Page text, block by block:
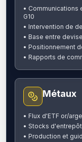
• Communications
G10
• Intervention de
• Base entre
• Positionnement
• Rapports de
Métaux
• Flux d'ETF or/
• Stocks
• Production et